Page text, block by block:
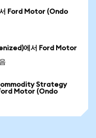
Ford Motor (Ondo
에서 Ford Motor
Strategy
Motor (Ondo